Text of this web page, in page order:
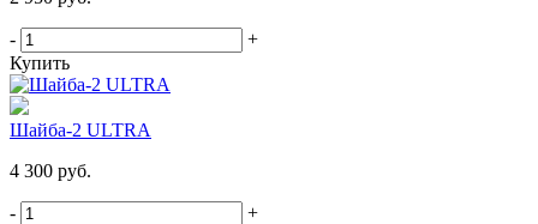
-
+
Купить
Шайба-2 ULTRA
4 300 руб.
-
+